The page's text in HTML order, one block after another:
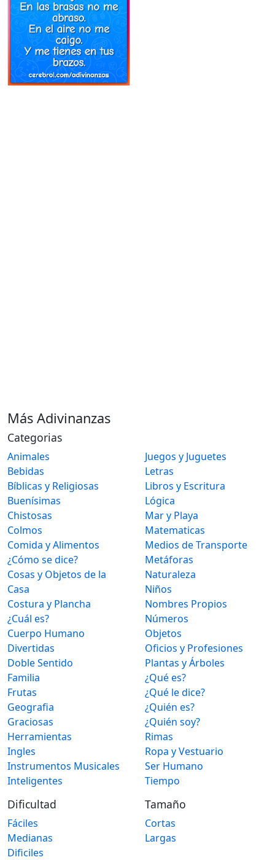
Más Adivinanzas
Categorias
Animales
Bebidas
Bíblicas y Religiosas
Buenísimas
Chistosas
Colmos
Comida y Alimentos
¿Cómo se dice?
Cosas y Objetos de la
Casa
Costura y Plancha
¿Cuál es?
Cuerpo Humano
Divertidas
Doble Sentido
Familia
Frutas
Geografia
Graciosas
Herramientas
Ingles
Instrumentos Musicales
Inteligentes
Juegos y Juguetes
Letras
Libros y Escritura
Lógica
Mar y Playa
Matematicas
Medios de Transporte
Metáforas
Naturaleza
Niños
Nombres Propios
Números
Objetos
Oficios y Profesiones
Plantas y Árboles
¿Qué es?
¿Qué le dice?
¿Quién es?
¿Quién soy?
Rimas
Ropa y Vestuario
Ser Humano
Tiempo
Dificultad
Fáciles
Medianas
Dificiles
Tamaño
Cortas
Largas